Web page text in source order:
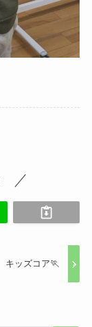
キッズコア🏃